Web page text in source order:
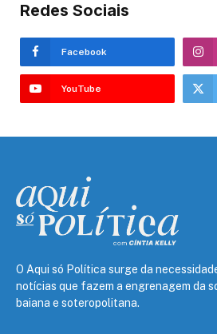
Redes Sociais
Facebook
YouTube
O Aqui só Política surge da
notícias que fazem a engrenagem da
baiana e soteropolitana.